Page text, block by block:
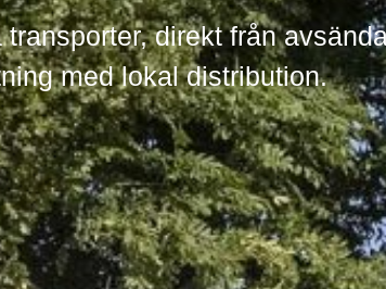
direkt från
med lokal distribution.